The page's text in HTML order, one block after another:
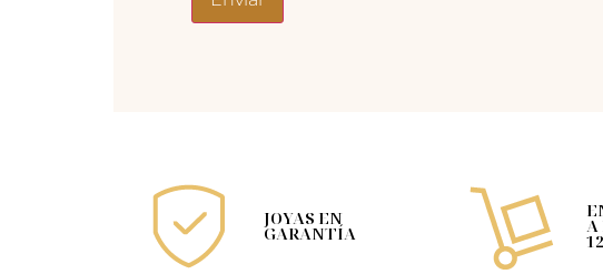
JOYAS EN
GARANTÍA A